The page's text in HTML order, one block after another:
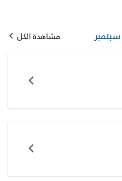
سبتمبر مشاهدة الكل